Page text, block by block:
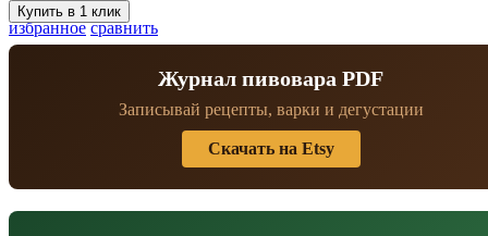
избранное сравнить
Журнал пивовара PDF
Записывай рецепты, варки и дегустации
Скачать на Etsy